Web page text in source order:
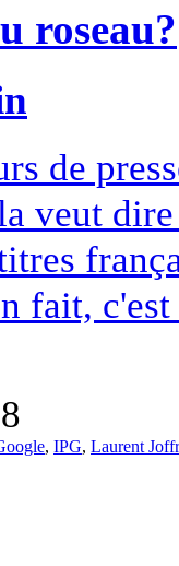
roseau?
de
veut
fait,
, IPG, Laurent